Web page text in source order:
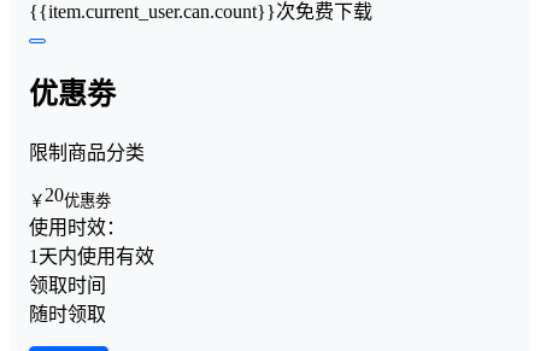
{{item.current_user.can.count}}次免费下载
优惠劵
限制商品分类
￥ 20优惠劵
使用时效：
1天内使用有效
领取时间
随时领取